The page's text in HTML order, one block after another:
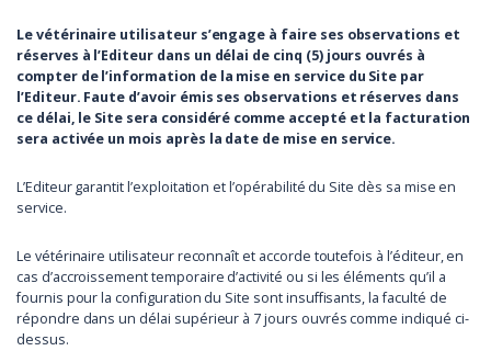
Le vétérinaire utilisateur s’engage à faire ses observations et
réserves à l’Editeur dans un délai de cinq (5) jours ouvrés à
compter de l’information de la mise en service du Site par
l’Editeur. Faute d’avoir émis ses observations et réserves dans
ce délai, le Site sera considéré comme accepté et la facturation
sera activée un mois après la date de mise en service.
L’Editeur garantit l’exploitation et l’opérabilité du Site dès sa mise en
service.
Le vétérinaire utilisateur reconnaît et accorde toutefois à l’éditeur, en
cas d’accroissement temporaire d’activité ou si les éléments qu’il a
fournis pour la configuration du Site sont insuffisants, la faculté de
répondre dans un délai supérieur à 7 jours ouvrés comme indiqué ci-
dessus.